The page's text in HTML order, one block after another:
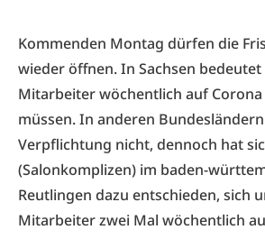
Kommenden Montag dürfen die
wieder öffnen. In Sachsen bedeutet
Mitarbeiter wöchentlich auf
müssen. In anderen
Verpflichtung nicht, dennoch hat
(Salonkomplizen) im baden-
Reutlingen dazu entschieden, sich
Mitarbeiter zwei Mal wöchentlich